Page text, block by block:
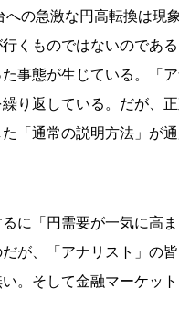
の急激な円高転換は現
くものではないのであ
事態が生じている。「
り返している。だが、
「通常の説明方法」が
に「円需要が一気に高
が、「アナリスト」の
。そして金融マーケッ